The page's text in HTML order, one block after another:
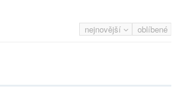
nejnovější oblíbené